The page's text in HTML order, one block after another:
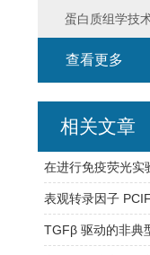
蛋白质组学技
查看更多
相关文章
在进行免疫荧光实